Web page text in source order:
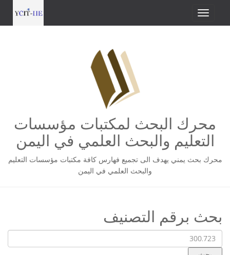
محرك البحث لمكتبات مؤسسات
التعليم والبحث العلمي في اليمن
محرك بحث يمني يهدف الى تجميع فهارس كافة مكتبات مؤسسات التعليم
والبحث العلمي في اليمن
بحث برقم التصنيف